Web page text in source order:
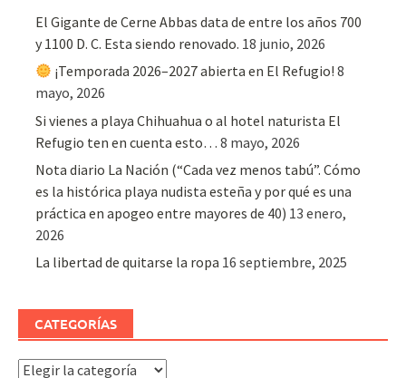
El Gigante de Cerne Abbas data de entre los años 700
y 1100 D. C. Esta siendo renovado. 18 junio, 2026
¡Temporada 2026–2027 abierta en El Refugio! 8
mayo, 2026
Si vienes a playa Chihuahua o al hotel naturista El
Refugio ten en cuenta esto… 8 mayo, 2026
Nota diario La Nación (“Cada vez menos tabú”. Cómo
es la histórica playa nudista esteña y por qué es una
práctica en apogeo entre mayores de 40) 13 enero,
2026
La libertad de quitarse la ropa 16 septiembre, 2025
CATEGORÍAS
Categorías